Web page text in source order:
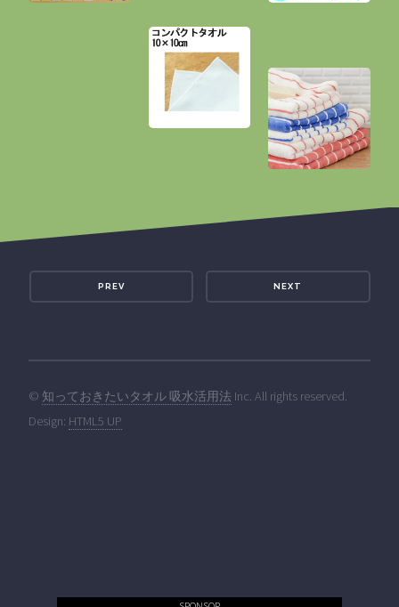
PREV NEXT
© 知っておきたいタオル 吸水活用法 Inc. All rights reserved.
Design: HTML5 UP